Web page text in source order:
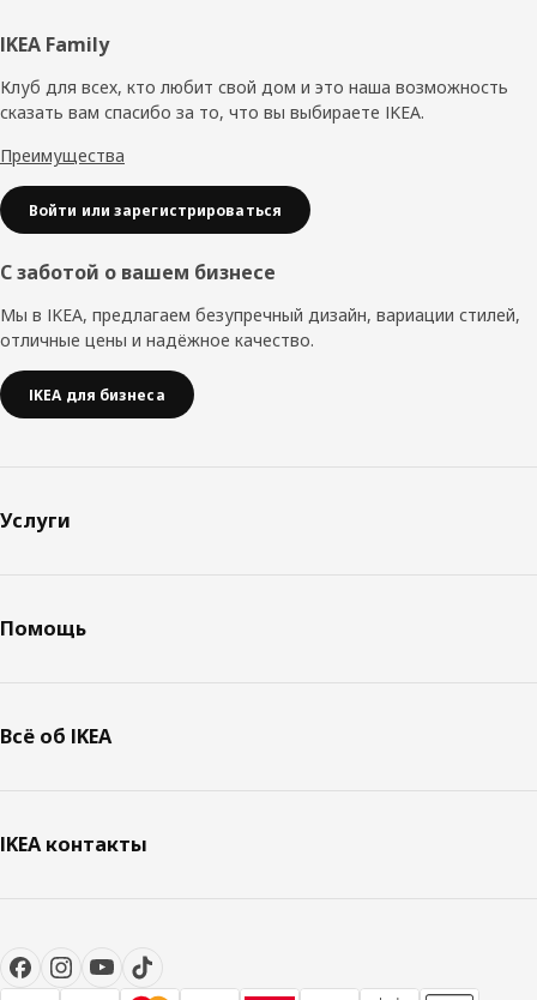
Нижний
колонтитул
IKEA Family
Клуб для всех, кто любит свой дом и это наша возможность
сказать вам спасибо за то, что вы выбираете IKEA.
Преимущества
Войти или зарегистрироваться
С заботой о вашем бизнесе
Мы в IKEA, предлагаем безупречный дизайн, вариации стилей,
отличные цены и надёжное качество.
IKEA для бизнеса
Услуги
Помощь
Всё об IKEA
IKEA контакты